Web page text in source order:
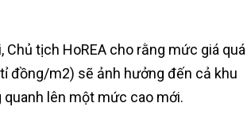
tịch HoREA cho rằng mức giá quá
đồng/m2) sẽ ảnh hưởng đến cả khu
quanh lên một mức cao mới.